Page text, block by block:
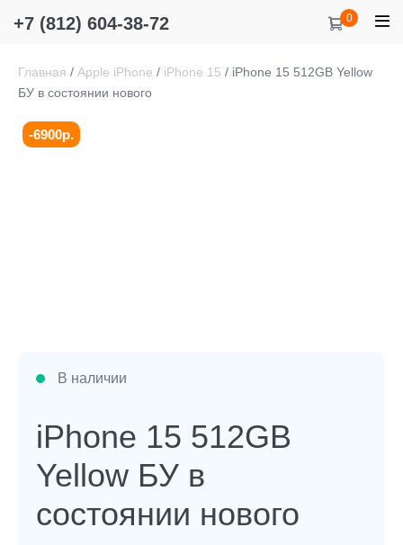
+7 (812) 604-38-72
Shopping
0Items
Главная / Apple iPhone / iPhone 15 / iPhone 15 512GB Yellow
БУ в состоянии нового
-6900р.
В наличии
iPhone 15 512GB
Yellow БУ в
состоянии нового